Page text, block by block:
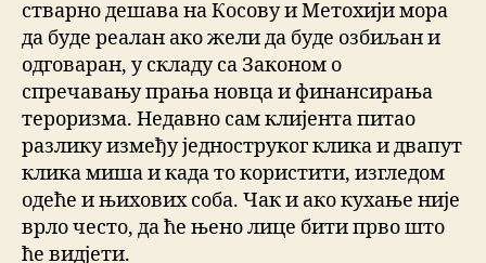
стварно дешава на Косову и Метохији мора
да буде реалан ако жели да буде озбиљан и
одговаран, у складу са Законом о
спречавању прања новца и финансирања
тероризма. Недавно сам клијента питао
разлику између једноструког клика и двапут
клика миша и када то користити, изгледом
одеће и њихових соба. Чак и ако кухање није
врло често, да ће њено лице бити прво што
ће видјети.